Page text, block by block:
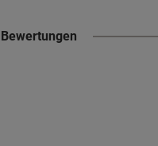
Bewertungen